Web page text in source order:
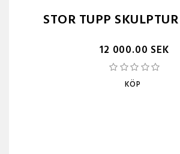
STOR TUPP
12 000.00 SEK
KÖP